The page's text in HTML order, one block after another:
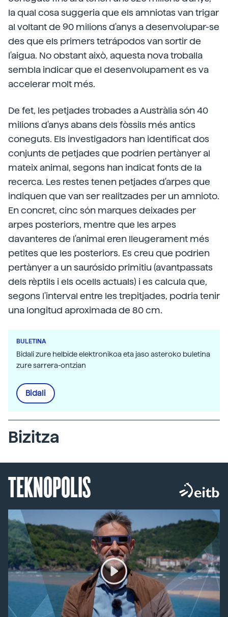
la qual cosa suggeria que els amniotas van trigar
al voltant de 90 milions d'anys a desenvolupar-se
des que els primers tetrápodos van sortir de
l'aigua. No obstant això, aquesta nova troballa
sembla indicar que el desenvolupament es va
accelerar molt més.
De fet, les petjades trobades a Austràlia són 40
milions d'anys abans dels fòssils més antics
coneguts. Els investigadors han identificat dos
conjunts de petjades que podrien pertànyer al
mateix animal, segons han indicat fonts de la
recerca. Les restes tenen petjades d'arpes que
indiquen que van ser realitzades per un amnioto.
En concret, cinc són marques deixades per
arpes posteriors, mentre que les arpes
davanteres de l'animal eren lleugerament més
petites que les posteriors. Es creu que podrien
pertànyer a un saurósido primitiu (avantpassats
dels rèptils i els ocells actuals) i es calcula que,
segons l'interval entre les trepitjades, podria tenir
una longitud aproximada de 80 cm.
BULETINA
Bidali zure helbide elektronikoa eta jaso asteroko buletina
zure sarrera-ontzian
Bidali
Bizitza
TEKNOPOLIS